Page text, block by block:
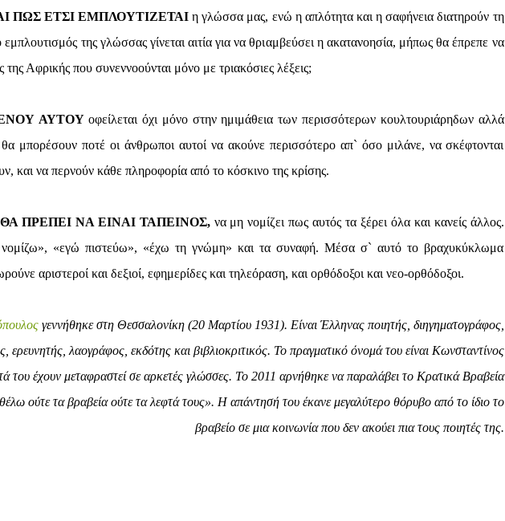
ΠΩΣ ΕΤΣΙ ΕΜΠΛΟΥΤΙΖΕΤΑΙ η γλώσσα μας, ενώ η απλότητα και η σαφήνεια διατηρούν τη
της γλώσσας γίνεται αιτία για να θριαμβεύσει η ακατανοησία, μήπως θα έπρεπε να
Αφρικής που συνεννοούνται μόνο με τριακόσιες λέξεις;
ΑΥΤΟΥοφείλεται όχι μόνο στην ημιμάθεια των περισσότερων κουλτουριάρηδων αλλά
μπορέσουν ποτέ οι άνθρωποι αυτοί να ακούνε περισσότερο απ` όσο μιλάνε, να σκέφτονται
και να περνούν κάθε πληροφορία από το κόσκινο της κρίσης.
ΠΡΕΠΕΙ ΝΑ ΕΙΝΑΙ ΤΑΠΕΙΝΟΣ,να μη νομίζει πως αυτός τα ξέρει όλα και κανείς άλλος.
«εγώ πιστεύω», «έχω τη γνώμη» και τα συναφή. Μέσα σ` αυτό το βραχυκύκλωμα
αριστεροί και δεξιοί, εφημερίδες και τηλεόραση, και ορθόδοξοι και νεο-ορθόδοξοι.
γεννήθηκε στη Θεσσαλονίκη (20 Μαρτίου 1931). Είναι Έλληνας ποιητής, διηγηματογράφος,
ερευνητής, λαογράφος, εκδότης και βιβλιοκριτικός. Το πραγματικό όνομά του είναι Κωνσταντίνος
του έχουν μεταφραστεί σε αρκετές γλώσσες. Το 2011 αρνήθηκε να παραλάβει το Κρατικά Βραβεία
ούτε τα βραβεία ούτε τα λεφτά τους». Η απάντησή του έκανε μεγαλύτερο θόρυβο από το ίδιο το
βραβείο σε μια κοινωνία που δεν ακούει πια τους ποιητές της.